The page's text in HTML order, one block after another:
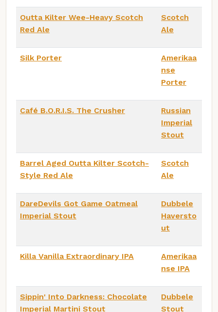
Outta Kilter Wee-Heavy Scotch
Red Ale
Scotch
Ale
Silk Porter
Amerikaa
nse
Porter
Café B.O.R.I.S. The Crusher
Russian
Imperial
Stout
Barrel Aged Outta Kilter Scotch-
Style Red Ale
Scotch
Ale
DareDevils Got Game Oatmeal
Imperial Stout
Dubbele
Haversto
ut
Killa Vanilla Extraordinary IPA
Amerikaa
nse IPA
Sippin' Into Darkness: Chocolate
Imperial Martini Stout
Dubbele
Stout